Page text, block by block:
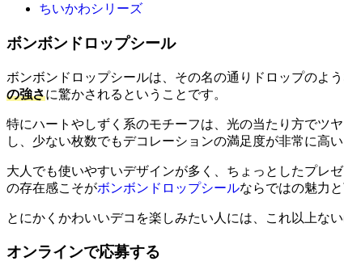
ちいかわシリーズ
ボンボンドロップシール
ボンボンドロップシールは、その名の通りドロップのよ
の強さに驚かされるということです。
特にハートやしずく系のモチーフは、光の当たり方でツ
し、少ない枚数でもデコレーションの満足度が非常に高い
大人でも使いやすいデザインが多く、ちょっとしたプレ
の存在感こそがボンボンドロップシールならではの魅力と
とにかくかわいいデコを楽しみたい人には、これ以上な
オンラインで応募する